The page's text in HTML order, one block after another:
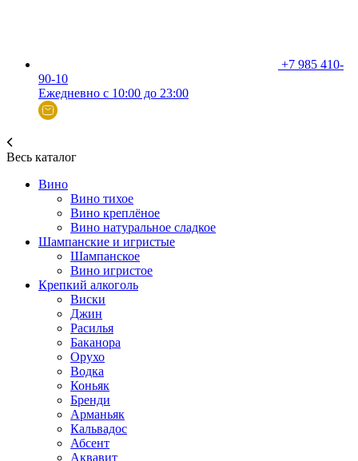
+7 985 410-
90-10
Ежедневно с 10:00 до 23:00
Весь каталог
Вино
Вино тихое
Вино креплёное
Вино натуральное сладкое
Шампанские и игристые
Шампанское
Вино игристое
Крепкий алкоголь
Виски
Джин
Расилья
Баканора
Орухо
Водка
Коньяк
Бренди
Арманьяк
Кальвадос
Абсент
Аквавит